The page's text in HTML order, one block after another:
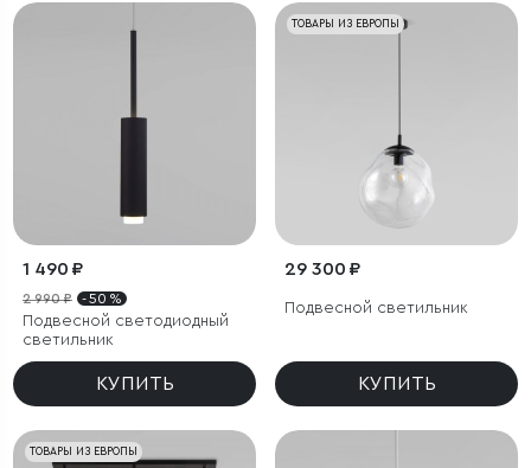
1 490 ₽
2 990 ₽ - 50 %
Подвесной светодиодный
светильник
КУПИТЬ
ТОВАРЫ ИЗ ЕВРОПЫ
29 300 ₽
Подвесной светильник
КУПИТЬ
ТОВАРЫ ИЗ ЕВРОПЫ